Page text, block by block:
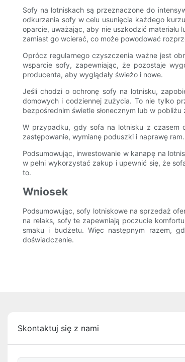
Sofy na lotniskach są przeznaczone do
odkurzania sofy w celu usunięcia każdego
oparcie, uważając, aby nie uszkodzić
zamiast go wcierać, co może powodować
Oprócz regularnego czyszczenia ważne jest
wsparcie sofy, zapewniając, że pozostaje
producenta, aby wyglądały świeżo i nowe.
Jeśli chodzi o ochronę sofy na lotnisku,
domowych i codziennej zużycia. To nie tylko
bezpośrednim świetle słonecznym lub w
W przypadku, gdy sofa na lotnisku z czasem
zastępowanie, wymianę poduszki i naprawę
Podsumowując, inwestowanie w kanapę na
w pełni wykorzystać zakup i upewnić się, że
to.
Wniosek
Podsumowując, sofy lotniskowe na sprzedaż
na relaks, sofy te zapewniają poczucie
smaku i budżetu. Więc następnym razem,
doświadczenie.
Skontaktuj się z nami